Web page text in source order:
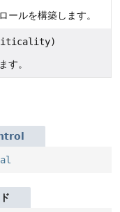
ルを構築します。
す。